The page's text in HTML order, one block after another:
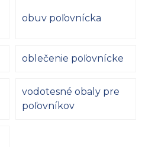
obuv poľovnícka
oblečenie poľovnícke
vodotesné obaly pre
poľovníkov